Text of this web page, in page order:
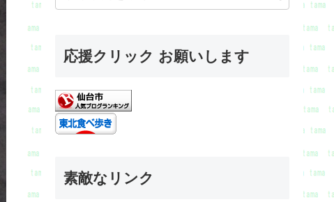
応援クリック お願いします
素敵なリンク